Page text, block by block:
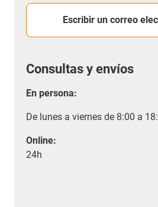
Escribir un correo
Consultas y envíos
En persona:
De lunes a viernes de 8:00 a
Online:
24h